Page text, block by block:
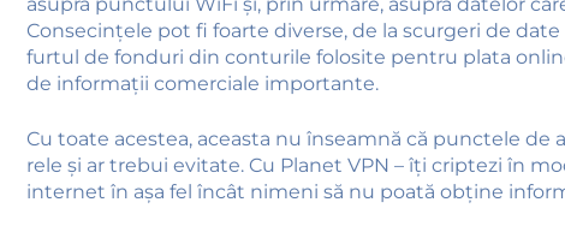
Consecințele pot fi foarte diverse, de la scurgeri de date
furtul de fonduri din conturile folosite pentru plata
de informații comerciale importante.
Cu toate acestea, aceasta nu înseamnă că punctele de
rele și ar trebui evitate. Cu Planet VPN – îți criptezi în
internet în așa fel încât nimeni să nu poată obține